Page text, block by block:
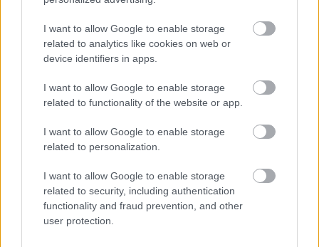
I want to allow Google to enable storage
related to analytics like cookies on web or
device identifiers in apps.
I want to allow Google to enable storage
related to functionality of the website or app.
I want to allow Google to enable storage
related to personalization.
I want to allow Google to enable storage
related to security, including authentication
functionality and fraud prevention, and other
user protection.
Palvelutarjonta
ALV-laskelmat, ilmoitukset verottajalle ja
tilinpäätökset
Henkilöstöhallinnon palvelut
Lakisääteinen kirjanpito
Liiketoiminnan kehittämispalvelut (esim.
Maksatuspalvelut
Myyntilaskuihin liittyvät palvelut
Ostolaskuihin liittyvät palvelut